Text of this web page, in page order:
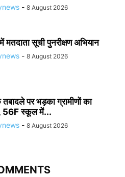
- 8 August 2026
मतदाता सूची पुनरीक्षण अभियान
- 8 August 2026
पर भड़का ग्रामीणों का
56F स्कूल में...
- 8 August 2026